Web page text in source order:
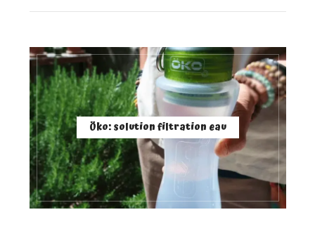
Öko: solution filtration eau